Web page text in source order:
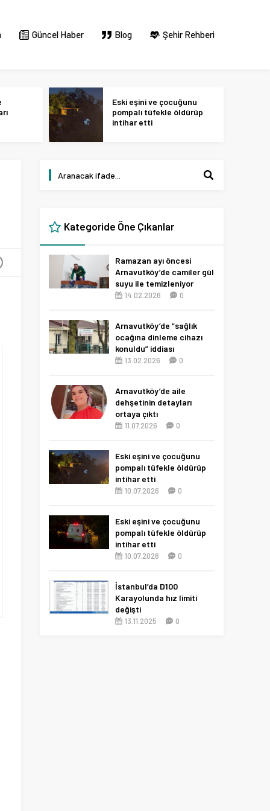
Güncel Haber Blog Şehir Rehberi
Eski eşini ve çocuğunu
pompalı tüfekle öldürüp
intihar etti
Kategoride Öne Çıkanlar
Ramazan ayı öncesi
Arnavutköy’de camiler gül
suyu ile temizleniyor
14.02.2026 0
Arnavutköy’de “sağlık
ocağına dinleme cihazı
konuldu” iddiası
13.02.2026 0
Arnavutköy’de aile
dehşetinin detayları
ortaya çıktı
11.07.2026 0
Eski eşini ve çocuğunu
pompalı tüfekle öldürüp
intihar etti
10.07.2026 0
Eski eşini ve çocuğunu
pompalı tüfekle öldürüp
intihar etti
10.07.2026 0
İstanbul’da D100
Karayolunda hız limiti
değişti
13.11.2025 0